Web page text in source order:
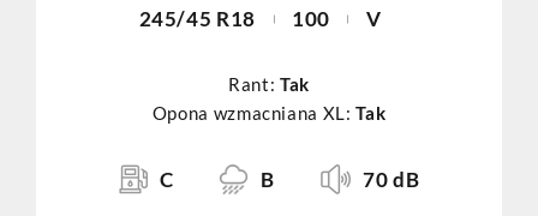
245/45 R18 100 V
Rant: Tak
Opona wzmacniana XL:Tak
C B 70 dB